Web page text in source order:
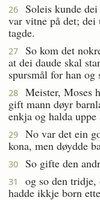
26
Soleis kunde
var vitne på det; dei
tagde.
27
So kom det
at dei daude skal
spursmål for han og
28
Meister, Moses
gift mann døyr
enkja og halda
29
No var det ein
kona, men døydde
30 So gifte den
31
og so den tridje,
hadde ikkje born